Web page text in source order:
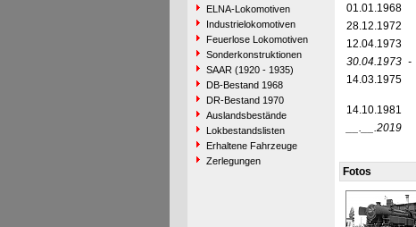
ELNA-Lokomotiven
Industrielokomotiven
Feuerlose Lokomotiven
Sonderkonstruktionen
SAAR (1920 - 1935)
DB-Bestand 1968
DR-Bestand 1970
Auslandsbestände
Lokbestandslisten
Erhaltene Fahrzeuge
Zerlegungen
01.01.1968
28.12.1972
12.04.1973
30.04.1973 -
14.03.1975
14.10.1981
__.__.2019
Fotos